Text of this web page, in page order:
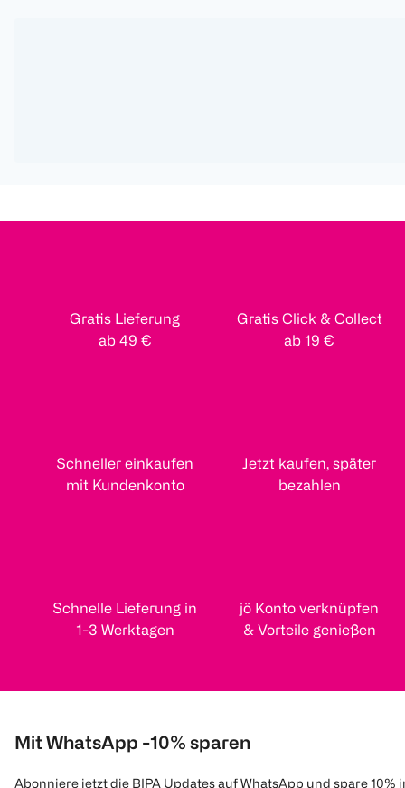
Gratis Lieferung
ab 49 €
Gratis Click & Collect
ab 19 €
Schneller einkaufen
mit Kundenkonto
Jetzt kaufen, später
bezahlen
Schnelle Lieferung in
1-3 Werktagen
jö Konto verknüpfen
& Vorteile genießen
Mit WhatsApp -10% sparen
Abonniere jetzt die BIPA Updates auf WhatsApp und spare 10%